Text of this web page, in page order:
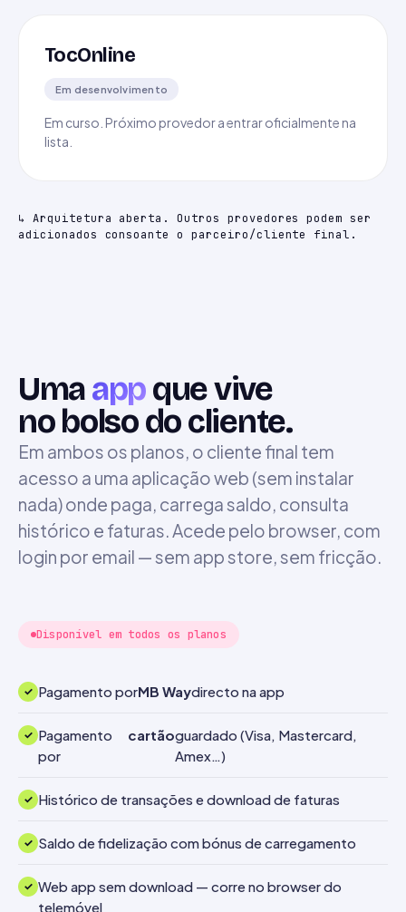
TocOnline
Em desenvolvimento
Em curso. Próximo provedor a entrar oficialmente na
lista.
↳ Arquitetura aberta. Outros provedores podem ser
adicionados consoante o parceiro/cliente final.
Umaappque vive
no bolso do cliente.
Em ambos os planos, o cliente final tem
acesso a uma aplicação web (sem instalar
nada) onde paga, carrega saldo, consulta
histórico e faturas. Acede pelo browser, com
login por email — sem app store, sem fricção.
Disponível em todos os planos
Pagamento porMB Waydirecto na app
Pagamento
por
cartãoguardado (Visa, Mastercard,
Amex…)
Histórico de transações e download de faturas
Saldo de fidelização com bónus de carregamento
Web app sem download — corre no browser do
telemóvel